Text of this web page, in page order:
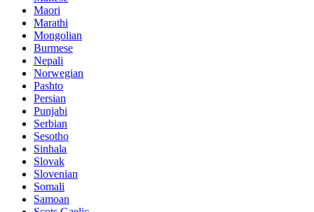
Maori
Marathi
Mongolian
Burmese
Nepali
Norwegian
Pashto
Persian
Punjabi
Serbian
Sesotho
Sinhala
Slovak
Slovenian
Somali
Samoan